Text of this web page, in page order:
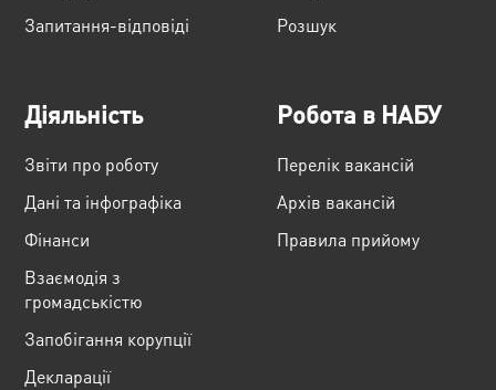
Запитання-відповіді
Розшук
Діяльність
Звіти про роботу
Дані та інфографіка
Фінанси
Взаємодія з
громадськістю
Запобігання корупції
Декларації
Робота в НАБУ
Перелік вакансій
Архів вакансій
Правила прийому